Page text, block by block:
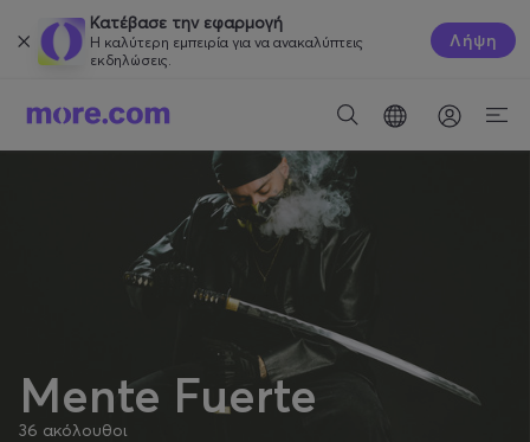
Κατέβασε την εφαρμογή
Η καλύτερη εμπειρία για να ανακαλύπτεις
εκδηλώσεις.
Λήψη
Mente Fuerte
36 ακόλουθοι